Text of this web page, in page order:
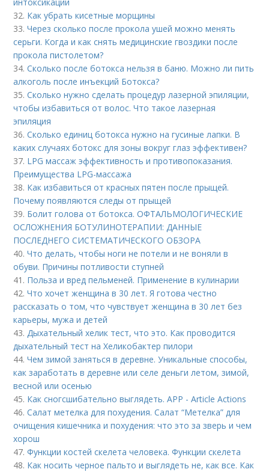
32. Как убрать кисетные морщины
33.Через сколько после прокола ушей можно менять
серьги. Когда и как снять медицинские гвоздики после
прокола пистолетом?
34.Сколько после ботокса нельзя в баню. Можно ли пить
алкоголь после инъекций Ботокса?
35.Сколько нужно сделать процедур лазерной эпиляции,
чтобы избавиться от волос. Что такое лазерная
эпиляция
36.Сколько единиц ботокса нужно на гусиные лапки. В
каких случаях ботокс для зоны вокруг глаз эффективен?
37. LPG массаж эффективность и противопоказания.
Преимущества LPG-массажа
38. Как избавиться от красных пятен после прыщей.
Почему появляются следы от прыщей
39. Болит голова от ботокса. ОФТАЛЬМОЛОГИЧЕСКИЕ
ОСЛОЖНЕНИЯ БОТУЛИНОТЕРАПИИ: ДАННЫЕ
ПОСЛЕДНЕГО СИСТЕМАТИЧЕСКОГО ОБЗОРА
40.Что делать, чтобы ноги не потели и не воняли в
обуви. Причины потливости ступней
41. Польза и вред пельменей. Применение в кулинарии
42.Что хочет женщина в 30 лет. Я готова честно
рассказать о том, что чувствует женщина в 30 лет без
карьеры, мужа и детей
43.Дыхательный хелик тест, что это. Как проводится
дыхательный тест на Хеликобактер пилори
44.Чем зимой заняться в деревне. Уникальные способы,
как заработать в деревне или селе деньги летом, зимой,
весной или осенью
45. Как сногсшибательно выглядеть. APP - Article Actions
46.Салат метелка для похудения. Салат “Метелка” для
очищения кишечника и похудения: что это за зверь и чем
хорош
47.Функции костей скелета человека. Функции скелета
48. Как носить черное пальто и выглядеть не, как все. Как